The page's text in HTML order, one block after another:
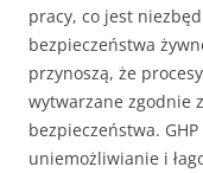
pracy, co jest
bezpieczeństwa
przynoszą, że
wytwarzane zgodnie
bezpieczeństwa.
uniemożliwianie i